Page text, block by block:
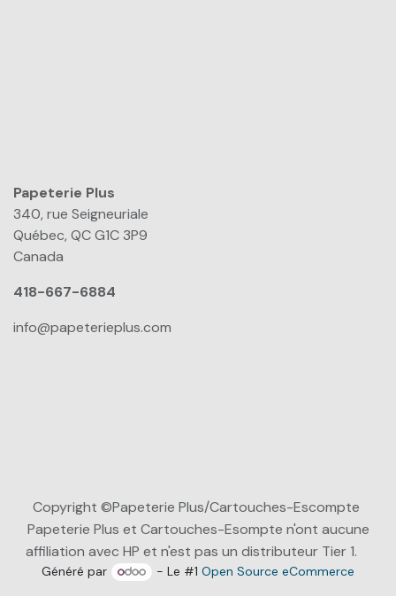
Papeterie Plus​
340, rue Seigneuriale
Québec, QC G1C 3P9
Canada
418-667-6884
info@papeterieplus.com
Copyright ©Papeterie Plus/Cartouches-Escompte
Papeterie Plus et Cartouches-Esompte n'ont aucune
affiliation avec HP et n'est pas un distributeur Tier 1.
Généré par - Le #1Open Source eCommerce